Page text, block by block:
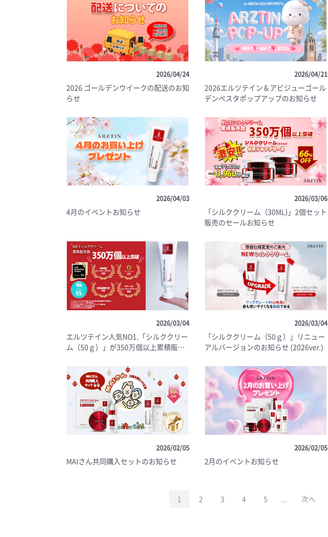
2026/04/24
2026 ゴールデンウイークの配送のお知
らせ
2026/04/21
2026エルツテイン＆アビジューゴール
デンぺスタポップアップのお知らせ
2026/04/03
4月のイベントお知らせ
2026/03/06
「シルククリーム（30ML)」2個セット
販売のセールお知らせ
2026/03/04
エルツテイン人気NO1.「シルククリー
ム（50ｇ）」が350万個以上累積販売
2026/03/04
「シルククリーム（50ｇ）」リニュー
アルバージョンのお知らせ (2026ver.)
2026/02/05
MAIさん共同購入セットのお知らせ
2026/02/05
2月のイベントお知らせ
1 2 3 4 5 次へ